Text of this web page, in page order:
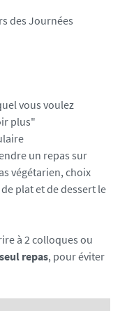
des Journées
vous voulez
plus"
un repas sur
végétarien, choix
plat et de dessert le
à 2 colloques ou
repas, pour éviter